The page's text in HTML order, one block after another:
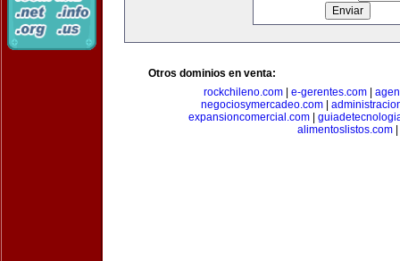
Otros dominios en venta:
rockchileno.com| e-gerentes.com|
negociosymercadeo.com|
expansioncomercial.com|
alimentoslistos.com|